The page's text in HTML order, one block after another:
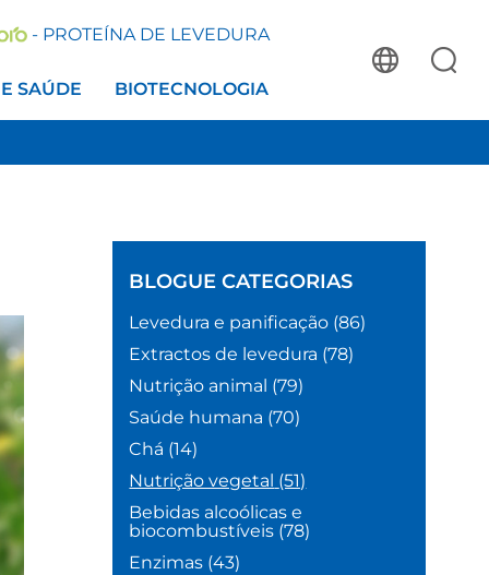
- PROTEÍNA DE LEVEDURA
SAÚDE BIOTECNOLOGIA
BLOGUECATEGORIAS
Levedura e panificação (86)
Extractos de levedura (78)
Nutrição animal (79)
Saúde humana (70)
Chá (14)
Nutrição vegetal (51)
Bebidas alcoólicas e
biocombustíveis (78)
Enzimas (43)